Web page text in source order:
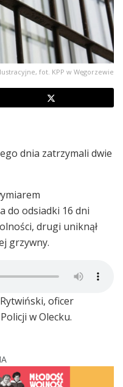
fot. KPP w Węgorzewie
dnia zatrzymali dwie
do odsiadki 16 dni
drugi uniknął
grzywny.
oficer
w Olecku.